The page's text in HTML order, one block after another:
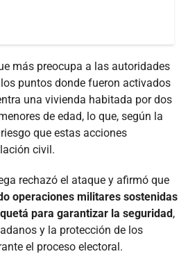
más preocupa a las autoridades
puntos donde fueron activados
una vivienda habitada por dos
de edad, lo que, según la
que estas acciones
civil.
rechazó el ataque y afirmó que
operaciones militares sostenidas
para garantizar la seguridad,
y la protección de los
el proceso electoral.